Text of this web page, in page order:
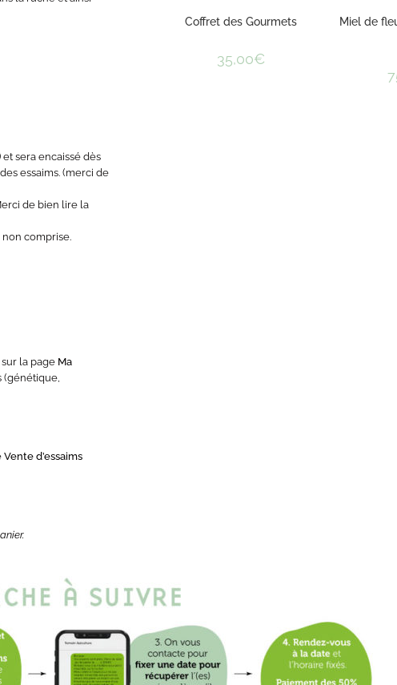
sera encaissé dès
essaims. (merci de
de bien lire la
non comprise.
la page Ma
(génétique,
Vente d’essaims
Coffret des Gourmets
35,00€
Miel de